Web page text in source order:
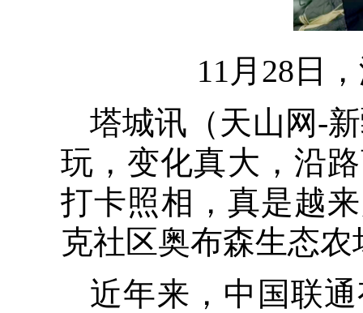
11月28日
塔城讯（ 天山网-
玩，变化真大，沿
打卡照相，真是越
克社区奥布森生态
近年来，中国联